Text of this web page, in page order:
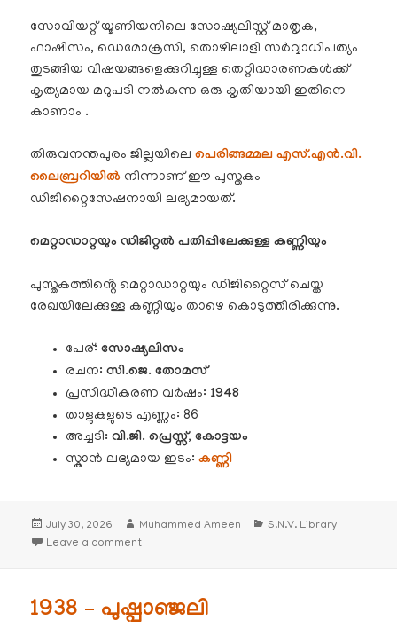
സോവിയറ്റ് യൂണിയനിലെ സോഷ്യലിസ്റ്റ് മാതൃക,
ഫാഷിസം, ഡെമോക്രസി, തൊഴിലാളി സർവ്വാധിപത്യം
തുടങ്ങിയ വിഷയങ്ങളെക്കുറിച്ചുള്ള തെറ്റിദ്ധാരണകൾക്ക്
കൃത്യമായ മറുപടി നൽകുന്ന ഒരു കൃതിയായി ഇതിനെ
കാണാം .
തിരുവനന്തപുരം ജില്ലയിലെപെരിങ്ങമ്മല എസ്.എൻ.വി.
ലൈബ്രറിയിൽ നിന്നാണ് ഈ പുസ്തകം
ഡിജിറ്റൈസേഷനായി ലഭ്യമായത്.
മെറ്റാഡാറ്റയും ഡിജിറ്റൽ പതിപ്പിലേക്കുള്ള കണ്ണിയും
പുസ്തകത്തിൻ്റെ മെറ്റാഡാറ്റയും ഡിജിറ്റൈസ് ചെയ്ത
രേഖയിലേക്കുള്ള കണ്ണിയും താഴെ കൊടുത്തിരിക്കുന്നു.
പേര്:സോഷ്യലിസം
രചന:സി.ജെ. തോമസ്
പ്രസിദ്ധീകരണ വർഷം: 1948
താളുകളുടെ എണ്ണം: 86
അച്ചടി: വി.ജി. പ്രെസ്സ്, കോട്ടയം
സ്കാൻ ലഭ്യമായ ഇടം:കണ്ണി
Posted
on
July 30, 2026 Author
Muhammed Ameen Categories
S.N.V. Library
Leave a commenton 1948 – സോഷ്യലിസം – സി.ജെ. തോമസ്
1938 – പുഷ്പാഞ്ജലി